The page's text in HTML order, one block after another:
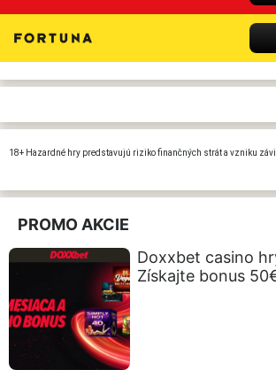
18+ Hazardné hry predstavujú riziko finančných strát a vzniku
PROMO AKCIE
Doxxbet casino
Získajte bonus